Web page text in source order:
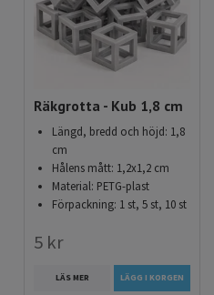
Räkgrotta - Kub 1,8 cm
Längd, bredd och höjd: 1,8
cm
Hålens mått: 1,2x1,2 cm
Material: PETG-plast
Förpackning: 1 st, 5 st, 10 st
5 kr
LÄS MER LÄGG I KORGEN